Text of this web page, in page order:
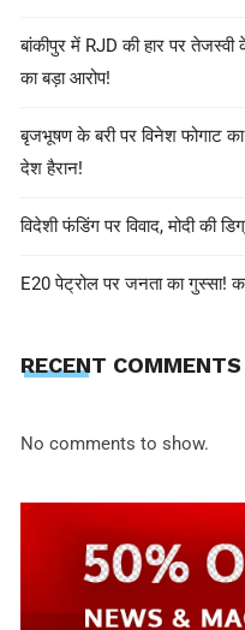
सोनम की भूमिका
बांकीपुर में RJD की हार पर तेजस्वी
का बड़ा आरोप!
बृजभूषण के बरी पर विनेश फोगाट
देश हैरान!
विदेशी फंडिंग पर विवाद, मोदी की
E20 पेट्रोल पर जनता का गुस्सा!
RECENT COMMENTS
No comments to show.